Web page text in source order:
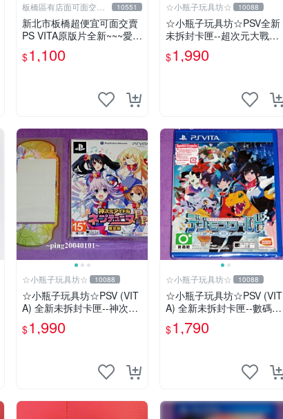
板橋區有店面可面交高
價回收電玩
10551
新北市板橋超便宜可面交賣
PS VITA原版片全新~~~愛絲
卡&羅吉的鍊金工房 PLUS ~
黃昏天空之鍊金術士~~~便
$1,100
☆小瓶子玩具坊☆ 10088
☆小瓶子玩具坊☆PSV全新
未拆封卡匣--超次元大戰海
王星 VS 世嘉SEGA主機少
女 夢幻合體 Special 限定版
$1,990
☆小瓶子玩具坊☆ 10088
☆小瓶子玩具坊☆PSV (VIT
A) 全新未拆封卡匣--神次元
偶像 戰機少女 PP 日版限定
版+ 特典--機身貼
$1,990
☆小瓶子玩具坊☆ 10088
☆小瓶子玩具坊☆PSV (VIT
A) 全新未拆封卡匣--數碼寶
貝世界-next 0rder-新秩序
(初回日版)
$1,790